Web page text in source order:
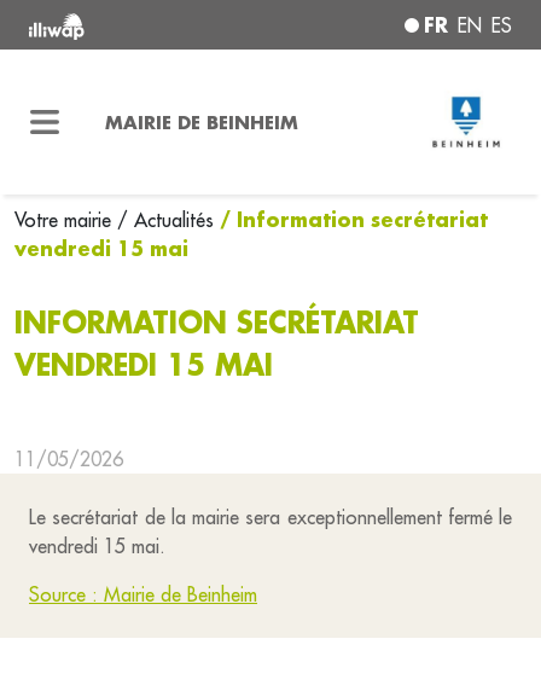
FR EN ES
MAIRIE DE BEINHEIM
Votre mairie / Actualités / Information secrétariat
vendredi 15 mai
INFORMATION SECRÉTARIAT
VENDREDI 15 MAI
11/05/2026
Le secrétariat de la mairie sera exceptionnellement fermé le
vendredi 15 mai.
Source : Mairie de Beinheim